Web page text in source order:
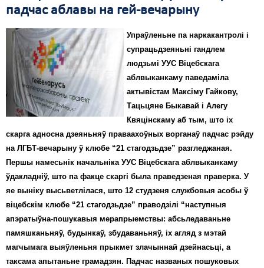
падчас аблавы на гей-вечарыну
Упраўленьне па наркакантролі і
супрацьдзеяньні гандлем
людзьмі УУС Віцебскага
аблвыканкаму паведаміла
актывістам Максіму Гайкову,
Тацьцяне Быкавай і Алегу
Квяцінскаму аб тым, што іх
скарга адносна дзеяньняў праваахоўных ворганаў падчас рэйду
на ЛГБТ-вечарыну ў клюбе “21 стагодзьдзе” разгледжаная.
Першы намесьнік начальніка УУС Віцебскага аблвыканкаму
ўдакладніў, што па факце скаргі была праведзеная праверка. У
яе выніку высьветлілася, што 12 студзеня службовыя асобы ў
віцебскім клюбе “21 стагодзьдзе” праводзілі “наступныя
апэратыўна-пошукавыя мерапрыемствы: абсьледаваньне
памяшканьняў, будынкаў, збудаваньняў, іх агляд з мэтай
магчымага выяўленьня прыкмет злачыннай дзейнасьці, а
таксама апытаньне грамадзян. Падчас названых пошуковых
Выбары
Грамадзянскія ініцыятывы
Дзяржава
Дыскрымінацыя
Затрыманьні
Карная псыхіятрыя
Культурныя правы
ЛПП
Мігранты
Мірныя сходы
Пра нас
RSS